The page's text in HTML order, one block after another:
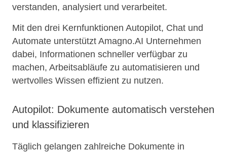
verstanden, analysiert und verarbeitet.
Mit den drei Kernfunktionen Autopilot, Chat und
Automate unterstützt Amagno.AI Unternehmen
dabei, Informationen schneller verfügbar zu
machen, Arbeitsabläufe zu automatisieren und
wertvolles Wissen effizient zu nutzen.
Autopilot: Dokumente automatisch verstehen
und klassifizieren
Täglich gelangen zahlreiche Dokumente in